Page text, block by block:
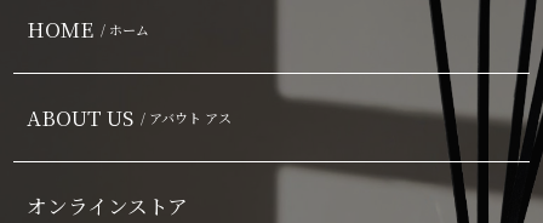
HOME / ホーム
ABOUT US / アバウト アス
オンラインストア